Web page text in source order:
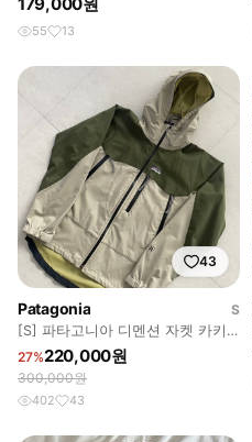
55 13
43
Patagonia
S
[S] 파타고니아 디멘션 자켓 카키/
베이지
27%220,000원
300,000원
402 43